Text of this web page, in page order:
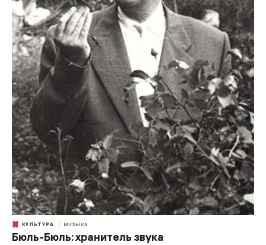
КУЛЬТУРА МУЗЫКА
Бюль-Бюль: хранитель звука